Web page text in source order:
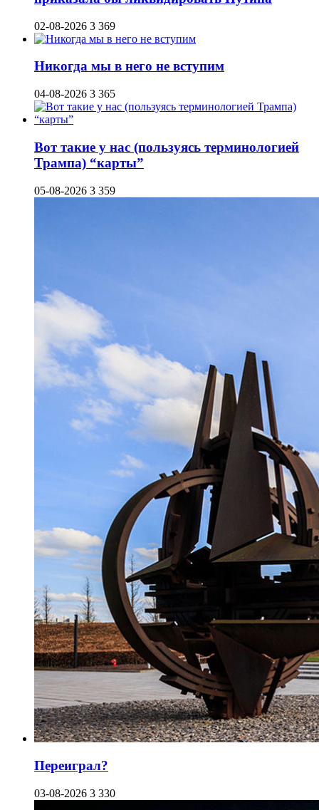
02-08-2026 3 369
Никогда мы в него не вступим
04-08-2026 3 365
Вот такие у нас (пользуясь терминологией
Трампа) “карты”
05-08-2026 3 359
Переиграл?
03-08-2026 3 330